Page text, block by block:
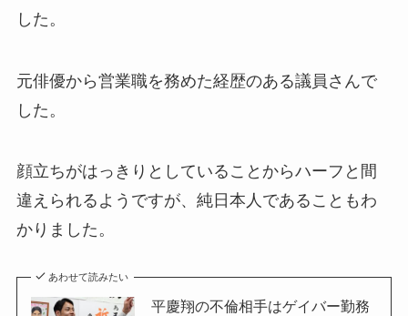
した。
元俳優から営業職を務めた経歴のある議員さんで
した。
顔立ちがはっきりとしていることからハーフと間
違えられるようですが、純日本人であることもわ
かりました。
あわせて読みたい
平慶翔の不倫相手はゲイバー勤務